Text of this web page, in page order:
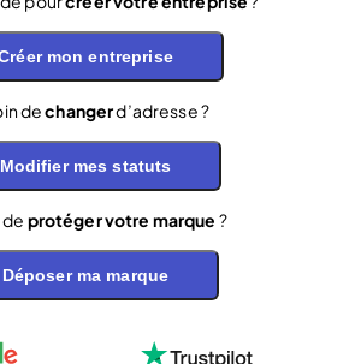
mon entreprise
dechangerd’adresse ?
Modifier mes statuts
protéger votre marque ?
Déposer ma marque